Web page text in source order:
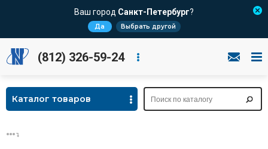
Ваш город Санкт-Петербург?
Да Выбрать другой
(812) 326-59-24
Каталог товаров